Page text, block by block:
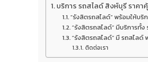
บริการ รถสไลด์ สิงห์บุรี ราค
“รังสิตรถสไลด์” พร้อมให้บ
“รังสิตรถสไลด์” มีบริการทั้ง
“รังสิตรถสไลด์” มี รถสไลด์
ติดต่อเรา